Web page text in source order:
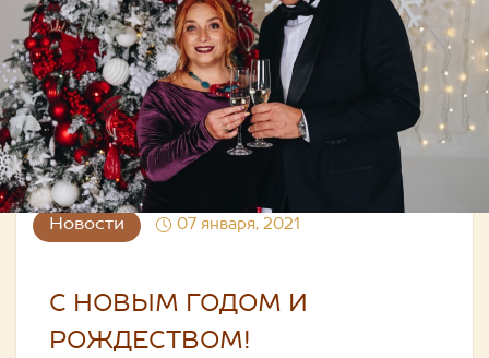
Новости 07 января, 2021
С НОВЫМ ГОДОМ И
РОЖДЕСТВОМ!